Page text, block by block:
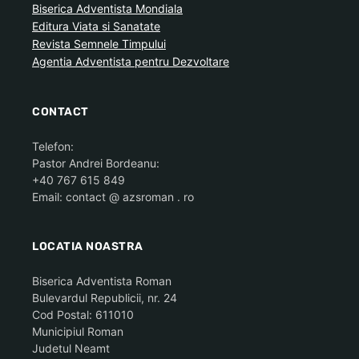
Biserica Adventista Mondiala
Editura Viata si Sanatate
Revista Semnele Timpului
Agentia Adventista pentru Dezvoltare
CONTACT
Telefon:
Pastor Andrei Bordeanu:
+40 767 615 849
Email: contact @ azsroman . ro
LOCATIA NOASTRA
Biserica Adventista Roman
Bulevardul Republicii, nr. 24
Cod Postal: 611010
Municipiul Roman
Judetul Neamt